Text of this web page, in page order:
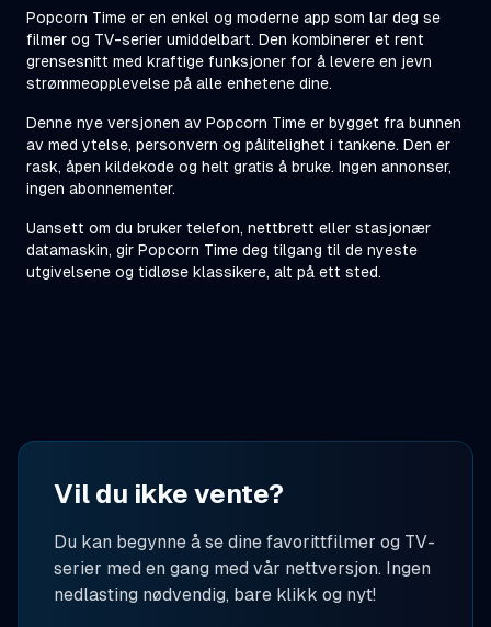
Popcorn Time er en enkel og moderne app som lar deg se
filmer og TV-serier umiddelbart. Den kombinerer et rent
grensesnitt med kraftige funksjoner for å levere en jevn
strømmeopplevelse på alle enhetene dine.
Denne nye versjonen av Popcorn Time er bygget fra bunnen
av med ytelse, personvern og pålitelighet i tankene. Den er
rask, åpen kildekode og helt gratis å bruke. Ingen annonser,
ingen abonnementer.
Uansett om du bruker telefon, nettbrett eller stasjonær
datamaskin, gir Popcorn Time deg tilgang til de nyeste
utgivelsene og tidløse klassikere, alt på ett sted.
Vil du ikke vente?
Du kan begynne å se dine favorittfilmer og TV-
serier med en gang med vår nettversjon. Ingen
nedlasting nødvendig, bare klikk og nyt!